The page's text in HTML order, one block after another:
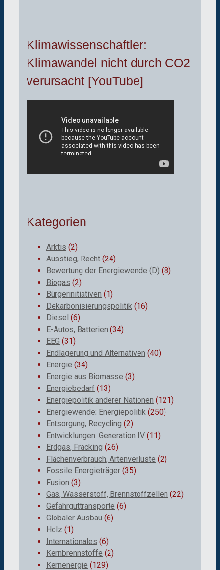
Klimawissenschaftler:
Klimawandel nicht durch CO2
verursacht [YouTube]
Kategorien
Arktis (2)
Ausstieg, Recht (24)
Bewertung der Energiewende (D) (8)
Biogas (2)
Bürgerinitiativen (1)
Dekarbonisierungspolitik (16)
Diesel (6)
E-Autos, Batterien (34)
EEG (31)
Endlagerung und Alternativen (40)
Energie (34)
Energie aus Biomasse (3)
Energiebedarf (13)
Energiepolitik anderer Nationen (121)
Energiewende; Energiepolitik (250)
Entsorgung, Recycling (2)
Entwicklungen: Generation IV (11)
Erdgas, Fracking (26)
Flächenverbrauch, Artenverluste (2)
Fossile Energieträger (35)
Fusion (3)
Gas, Wasserstoff, Brennstoffzellen (22)
Gefahrguttransporte (6)
Globaler Ausbau (6)
Holz (1)
Internationales (6)
Kernbrennstoffe (2)
Kernenergie (129)